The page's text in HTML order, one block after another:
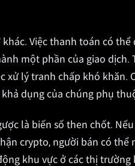
Việc thanh toán có
một phần của giao
xử lý tranh chấp khó khăn.
dụng của chúng phụ
là biến số then chốt.
crypto, người bán có thể
khu vực ở các thị